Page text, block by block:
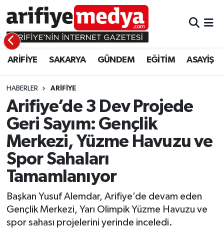
ARİFİYE SAKARYA GÜNDEM EĞİTİM ASAYİŞ
HABERLER ARİFİYE
Arifiye’de 3 Dev Projede
Geri Sayım: Gençlik
Merkezi, Yüzme Havuzu ve
Spor Sahaları
Tamamlanıyor
Başkan Yusuf Alemdar, Arifiye’de devam eden
Gençlik Merkezi, Yarı Olimpik Yüzme Havuzu ve
spor sahası projelerini yerinde inceledi.
ARİFİYE
SAKARYA
GÜNDEM
EĞİTİM
ASAYİŞ
EKONOMİ
ARİFİYE
GÜNDEM
EĞİTİM
EKONOMİ
ASAYİŞ
Sakarya Hava Durumu
Sakarya Namaz Vakitleri
Sakarya Trafik Yoğunluk Haritası
Süper Lig Puan Durumu ve Fikstür
Tüm Manşetler
Son Dakika Haberleri
Haber Arşivi